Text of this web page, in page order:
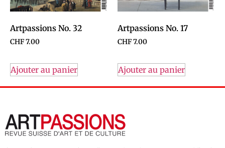
Artpassions No. 32
CHF7.00
Ajouter au panier
Artpassions No. 17
CHF7.00
Ajouter au panier